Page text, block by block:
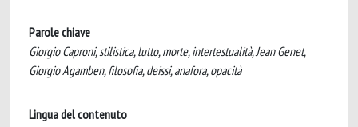
Parole chiave
Giorgio Caproni, stilistica, lutto, morte, intertestualità, Jean Genet,
Giorgio Agamben, filosofia, deissi, anafora, opacità
Lingua del contenuto